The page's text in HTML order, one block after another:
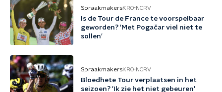
SpraakmakersKRO-NCRV
Is de Tour de France te voorspelbaar
geworden? 'Met Pogačar viel niet te
sollen'
SpraakmakersKRO-NCRV
Bloedhete Tour verplaatsen in het
seizoen? 'Ik zie het niet gebeuren'